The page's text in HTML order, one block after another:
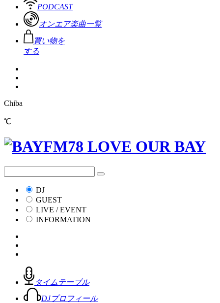
PODCAST
オンエア楽曲一覧
買い物を
する
Chiba
℃
DJ
GUEST
LIVE / EVENT
INFORMATION
タイムテーブル
DJプロフィール